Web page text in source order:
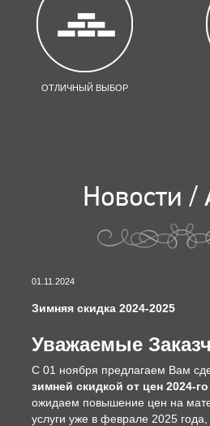
ОТЛИЧНЫЙ ВЫБОР
Новости /
01.11.2024
Зимняя скидка 2024-2025
Уважаемые
С 01 ноября предлагаем Вам
зимней скидкой от цен 2024-
ожидаем повышение цен на
услуги уже в феврале 2025